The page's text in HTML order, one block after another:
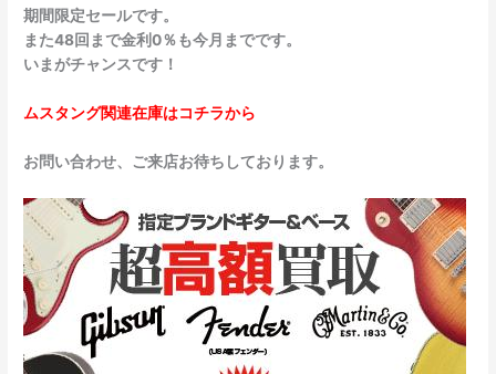
期間限定セールです。
また48回まで金利0％も今月までです。
いまがチャンスです！
ムスタング関連在庫はコチラから
お問い合わせ、ご来店お待ちしております。